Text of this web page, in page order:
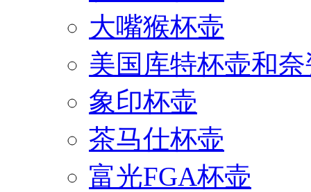
大嘴猴杯壶
美国库特杯壶和
象印杯壶
茶马仕杯壶
富光FGA杯壶